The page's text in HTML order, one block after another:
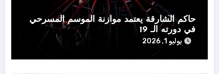
حاكم الشارقة يعتمد موازنة الموسم المسرحي
في دورته الـ 19
يوليو 1, 2026